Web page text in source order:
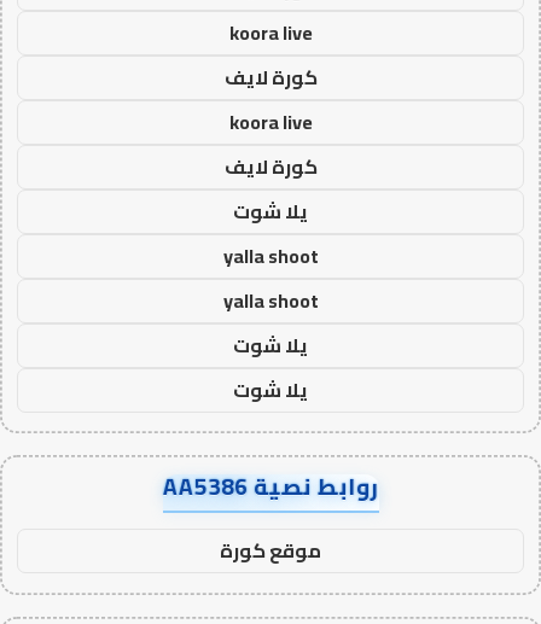
koora live
كورة لايف
koora live
كورة لايف
يلا شوت
yalla shoot
yalla shoot
يلا شوت
يلا شوت
روابط نصية AA5386
موقع كورة